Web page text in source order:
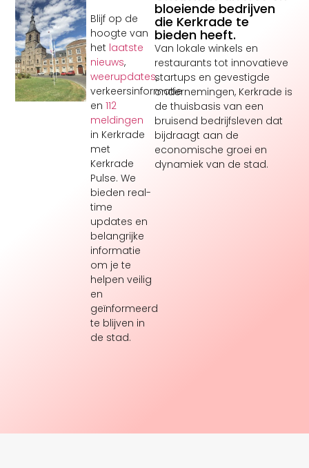
bloeiende bedrijven
die Kerkrade te
bieden heeft.
Van lokale winkels en
restaurants tot innovatieve
startups en gevestigde
ondernemingen, Kerkrade is
de thuisbasis van een
bruisend bedrijfsleven dat
bijdraagt aan de
economische groei en
dynamiek van de stad.
Blijf op de
hoogte van
het laatste
nieuws,
weerupdates,
verkeersinformatie
en112
meldingen
in Kerkrade
met
Kerkrade
Pulse. We
bieden real-
time
updates en
belangrijke
informatie
om je te
helpen veilig
en
geïnformeerd
te blijven in
de stad.